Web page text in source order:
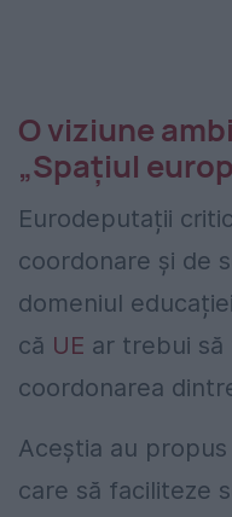
O viziune
„Spațiul
Eurodeputații
coordonare și de
domeniul
că UE ar trebui să
coordonarea
Aceștia au
care să faciliteze